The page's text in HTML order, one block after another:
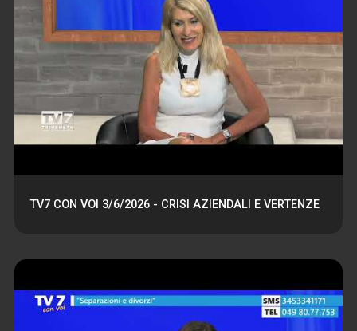
TV7 CON VOI 3/6/2026 - CRISI AZIENDALI E VERTENZE